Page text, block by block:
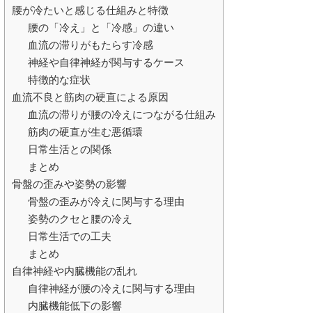
腰が冷たいと感じる仕組みと特徴
腰の「冷え」と「冷感」の違い
血流の滞りがもたらす冷感
神経や自律神経が関与するケース
特徴的な症状
血流不良と筋肉の硬直による原因
血流の滞りが腰の冷えにつながる仕組み
筋肉の硬直が生む悪循環
日常生活との関係
まとめ
骨盤の歪みや姿勢の影響
骨盤の歪みが冷えに関与する理由
姿勢のクセと腰の冷え
日常生活での工夫
まとめ
自律神経や内臓機能の乱れ
自律神経が腰の冷えに関与する理由
内臓機能低下の影響